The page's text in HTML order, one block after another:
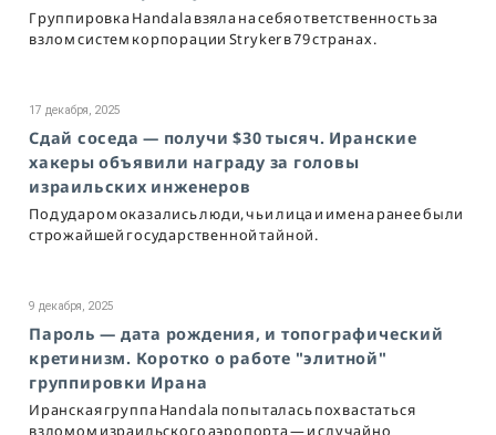
Группировка Handala взяла на себя ответственность за
взлом систем корпорации Stryker в 79 странах.
17 декабря, 2025
Сдай соседа — получи $30 тысяч. Иранские
хакеры объявили награду за головы
израильских инженеров
Под ударом оказались люди, чьи лица и имена ранее были
строжайшей государственной тайной.
9 декабря, 2025
Пароль — дата рождения, и топографический
кретинизм. Коротко о работе "элитной"
группировки Ирана
Иранская группа Handala попыталась похвастаться
взломом израильского аэропорта — и случайно